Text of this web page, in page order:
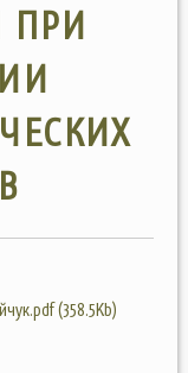
ПРИ
(358.5Kb)